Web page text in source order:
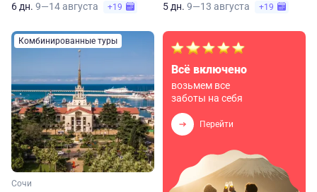
6 дн. 9—14 августа +19
5 дн. 9—13 августа +19
Комбинированные туры
Сочи
Всё включено
возьмем все
заботы на себя
Перейти